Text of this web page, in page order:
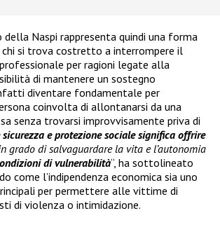
Naspi rappresenta quindi una forma
chi si trova costretto a interrompere il
per ragioni legate alla
di mantenere un sostegno
diventare fondamentale per
coinvolta di allontanarsi da una
senza trovarsi improvvisamente priva di
sicurezza e protezione sociale significa offrire
grado di salvaguardare la vita e l’autonomia
di vulnerabilità“, ha sottolineato
come l’indipendenza economica sia uno
per permettere alle vittime di
di violenza o intimidazione.